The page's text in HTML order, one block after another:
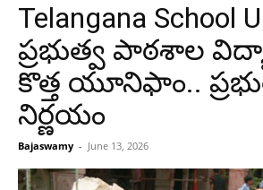
Telangana School
ప్రభుత్వ పాఠశాల
కొత్త యూనిఫాం..
నిర్ణయం
Bajaswamy - June 13, 2026